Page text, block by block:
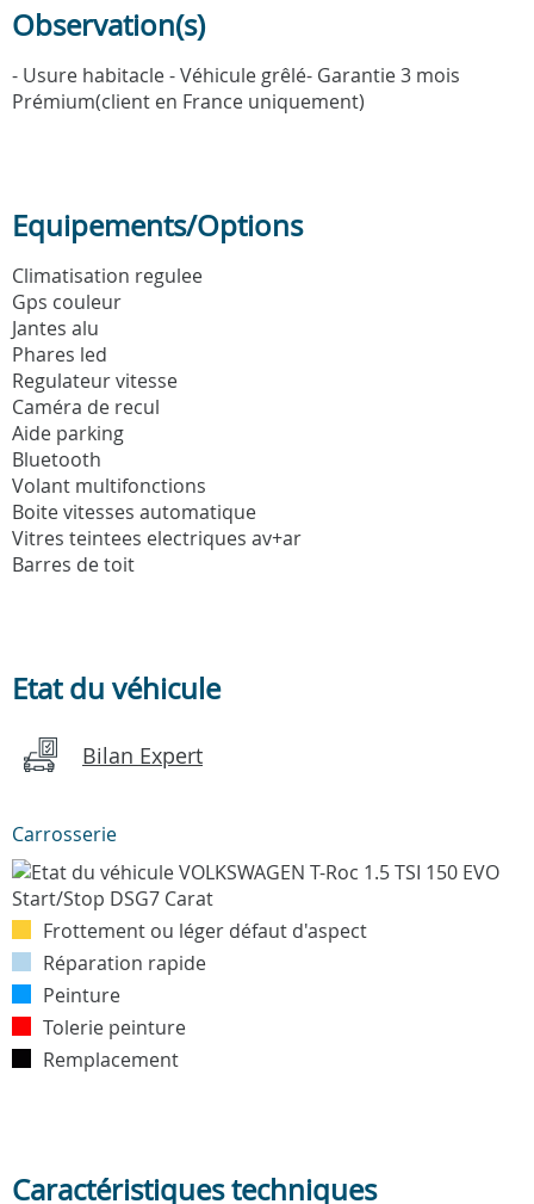
Observation(s)
- Usure habitacle - Véhicule grêlé- Garantie 3 mois
Prémium(client en France uniquement)
Equipements/Options
Climatisation regulee
Gps couleur
Jantes alu
Phares led
Regulateur vitesse
Caméra de recul
Aide parking
Bluetooth
Volant multifonctions
Boite vitesses automatique
Vitres teintees electriques av+ar
Barres de toit
Etat du véhicule
Bilan Expert
Carrosserie
Frottement ou léger défaut d'aspect
Réparation rapide
Peinture
Tolerie peinture
Remplacement
Caractéristiques techniques